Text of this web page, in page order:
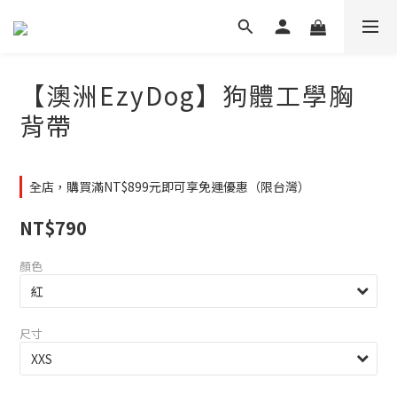
【澳洲EzyDog】狗體工學胸
背帶
全店，購買滿NT$899元即可享免運優惠（限台灣）
NT$790
顏色
尺寸